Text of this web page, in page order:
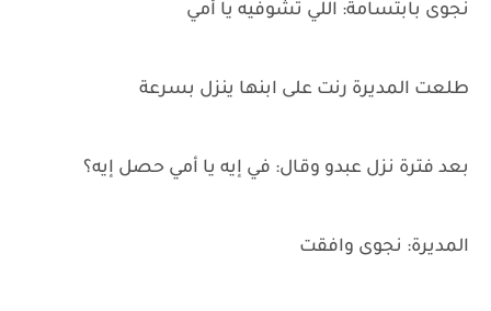
نجوى بابتسامة: اللي تشوفيه يا أمي
طلعت المديرة رنت على ابنها ينزل بسرعة
بعد فترة نزل عبدو وقال: في إيه يا أمي حصل إيه؟
المديرة: نجوى وافقت